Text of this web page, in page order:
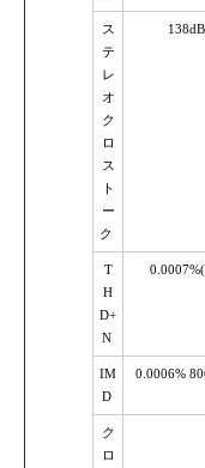
ス
テ
レ
オ
ク
ロ
ス
ト
ー
ク
T
H
D+
N
IM
D
0.0006%
ク
ロ